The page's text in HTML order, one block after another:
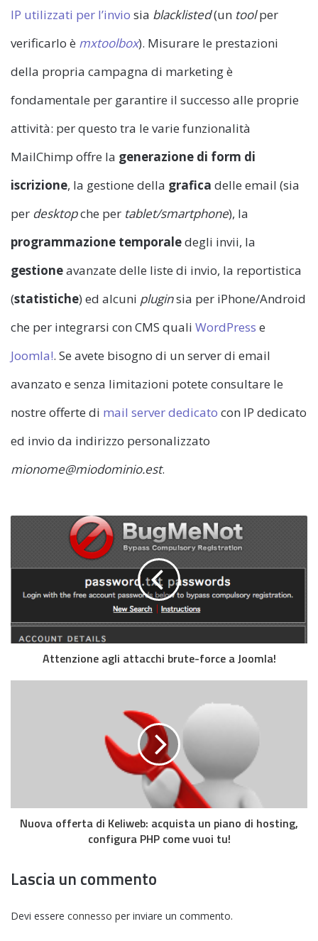
IP utilizzati per l’invio sia blacklisted(un toolper
verificarlo è mxtoolbox). Misurare le prestazioni
della propria campagna di marketing è
fondamentale per garantire il successo alle proprie
attività: per questo tra le varie funzionalità
MailChimp offre la generazione di form di
iscrizione, la gestione della grafica delle email (sia
per desktopche per tablet/smartphone), la
programmazione temporaledegli invii, la
gestioneavanzate delle liste di invio, la reportistica
(statistiche) ed alcuni pluginsia per iPhone/Android
che per integrarsi con CMS quali WordPress e
Joomla!. Se avete bisogno di un server di email
avanzato e senza limitazioni potete consultare le
nostre offerte di mail server dedicato con IP dedicato
ed invio da indirizzo personalizzato
mionome@miodominio.est.
Attenzione agli attacchi brute-force a Joomla!
Nuova offerta di Keliweb: acquista un piano di hosting,
configura PHP come vuoi tu!
Lascia un commento
Devi essere connesso per inviare un commento.